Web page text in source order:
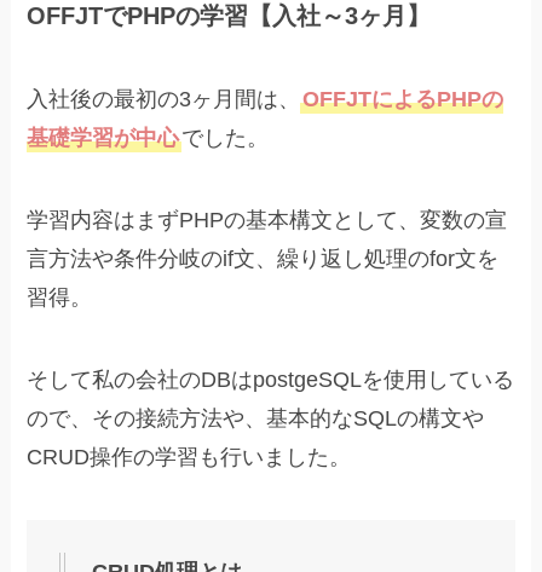
OFFJTでPHPの学習【入社～3ヶ月】
入社後の最初の3ヶ月間は、OFFJTによるPHPの
基礎学習が中心でした。
学習内容はまずPHPの基本構文として、変数の宣
言方法や条件分岐のif文、繰り返し処理のfor文を
習得。
そして私の会社のDBはpostgeSQLを使用している
ので、その接続方法や、基本的なSQLの構文や
CRUD操作の学習も行いました。